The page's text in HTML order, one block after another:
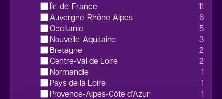
Île-de-France
11
Auvergne-Rhône-Alpes
6
Occitanie
5
Nouvelle-Aquitaine
3
Bretagne
2
Centre-Val de Loire
2
Normandie
1
Pays de la Loire
1
Provence-Alpes-Côte d’Azur
1